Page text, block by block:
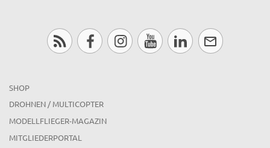
SHOP
DROHNEN / MULTICOPTER
MODELLFLIEGER-MAGAZIN
MITGLIEDERPORTAL